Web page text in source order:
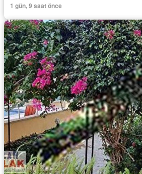
1 gün, 9 saat önce